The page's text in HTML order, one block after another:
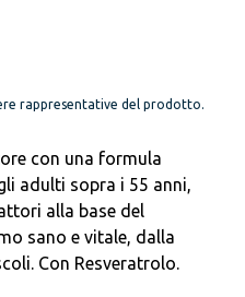
rappresentative del prodotto.
con una formula
adulti sopra i 55 anni,
alla base del
sano e vitale, dalla
Con Resveratrolo.